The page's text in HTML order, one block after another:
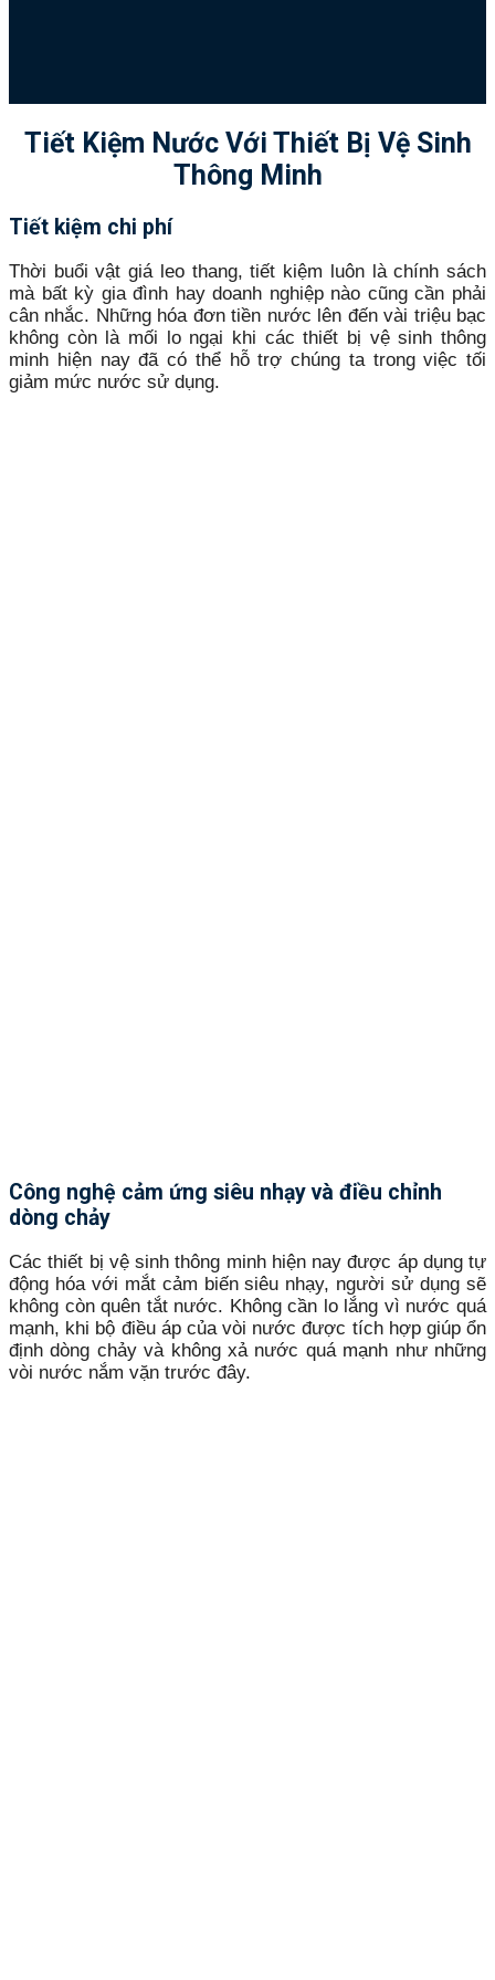
Tiết Kiệm Nước Với Thiết Bị Vệ Sinh
Thông Minh
Tiết kiệm chi phí
Thời buổi vật giá leo thang, tiết kiệm luôn là chính sách
mà bất kỳ gia đình hay doanh nghiệp nào cũng cần phải
cân nhắc. Những hóa đơn tiền nước lên đến vài triệu bạc
không còn là mối lo ngại khi các thiết bị vệ sinh thông
minh hiện nay đã có thể hỗ trợ chúng ta trong việc tối
giảm mức nước sử dụng.
Công nghệ cảm ứng siêu nhạy và điều chỉnh
dòng chảy
Các thiết bị vệ sinh thông minh hiện nay được áp dụng tự
động hóa với mắt cảm biến siêu nhạy, người sử dụng sẽ
không còn quên tắt nước. Không cần lo lắng vì nước quá
mạnh, khi bộ điều áp của vòi nước được tích hợp giúp ổn
định dòng chảy và không xả nước quá mạnh như những
vòi nước nắm vặn trước đây.